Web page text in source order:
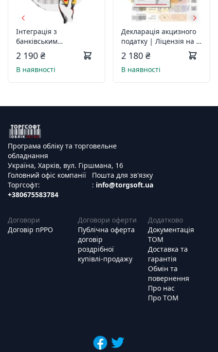
Інтеграція з
банківським
терміналом | Ліцензія
на 1 рік | Код 088
2 190 ₴
В наявності
Декларація акцизного
податку | Ліцензія на 1
рік | Код 090
2 180 ₴
В наявності
Програма обліку та торговельне
обладнання
Україна, Харків, вул. Гіршмана, 16
Головний офіс компанії
Торгсофт:
+380675583784
Пошта для зв'язку
: info@torgsoft.ua
Договори
Договір пРРО
Договори оферти
Публічна оферта
договір
роздрібної
купівлі-продажу
Додатково
Документація
ТОМ
Доставка та
гарантія
Обмін та
повернення
Про нас
Про ТОМ